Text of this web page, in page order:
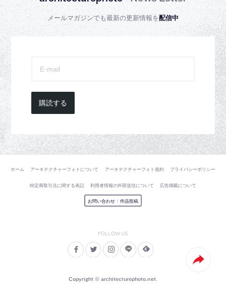
メールマガジンでも最新の更新情報を配信中
購読する
ホーム アーキテクチャーフォトについて アーキテクチャーフォト規約 プライバシーポリシー
特定商取引法に関する表記 利用者情報の外部送信について 広告掲載について
お問い合わせ / 作品投稿
Copyright © architecturephoto.net.